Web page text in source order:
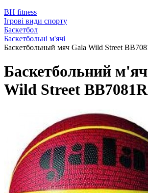
BH fitness
Ігрові види спорту
Баскетбол
Баскетбольні м'ячі
Баскетбольный мяч Gala Wild Street
Баскетбольний
Wild Street